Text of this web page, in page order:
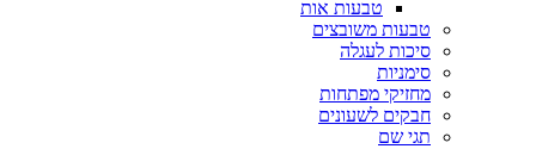
טבעות אות
טבעות משובצים
סיכות לעגלה
סימניות
מחזיקי מפתחות
חבקים לשעונים
תגי שם